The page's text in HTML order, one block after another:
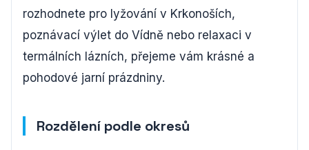
rozhodnete pro lyžování v Krkonoších,
poznávací výlet do Vídně nebo relaxaci v
termálních lázních, přejeme vám krásné a
pohodové jarní prázdniny.
Rozdělení podle okresů